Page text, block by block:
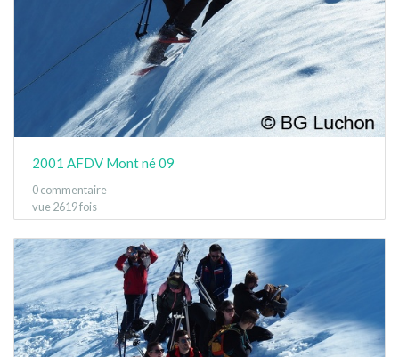
2001 AFDV Mont né 09
0 commentaire
vue 2619 fois